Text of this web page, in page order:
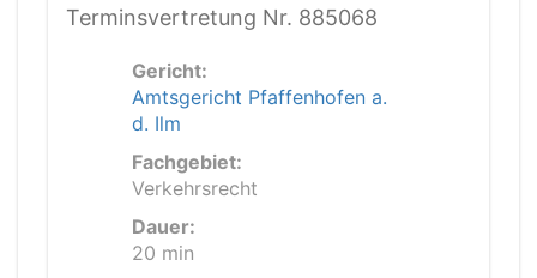
Terminsvertretung Nr. 885068
Gericht:
Amtsgericht Pfaffenhofen a.
d. Ilm
Fachgebiet:
Verkehrsrecht
Dauer:
20 min